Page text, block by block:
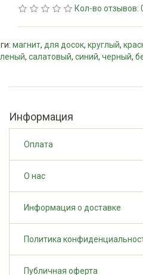
Кол-во отзывов:
магнит, для досок, круглый,
, салатовый, синий, черный,
Информация
Оплата
О нас
Информация о доставке
Политика
Публичная оферта